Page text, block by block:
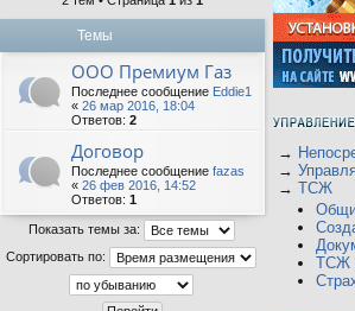
Темы
ООО Премиум Газ
Последнее сообщение Eddie1
« 26 мар 2016, 18:04
Ответов: 2
Договор
Последнее сообщение fazas
« 26 фев 2016, 14:52
Ответов: 1
Показать темы за:
Сортировать по:
→
→
→ ТСЖ
ТСЖ